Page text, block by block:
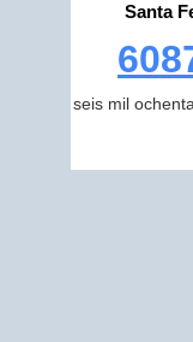
Santa
seis mil